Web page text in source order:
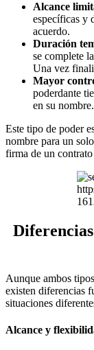
Alcance
específicas y
acuerdo.
Duración
se complete
Una vez
Mayor
poderdante
en su nombre.
Este tipo de poder
nombre para un
firma de un
Aunque ambos
existen diferencias
situaciones
Alcance y